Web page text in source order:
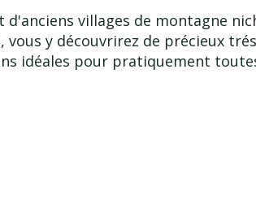
villages de montagne
y découvrirez de précieux
idéales pour pratiquement